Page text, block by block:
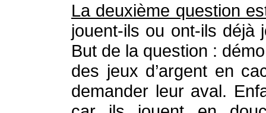
La deuxième question
jouent-ils ou ont-ils déjà
But de la question :
des jeux d’argent en
demander leur aval.